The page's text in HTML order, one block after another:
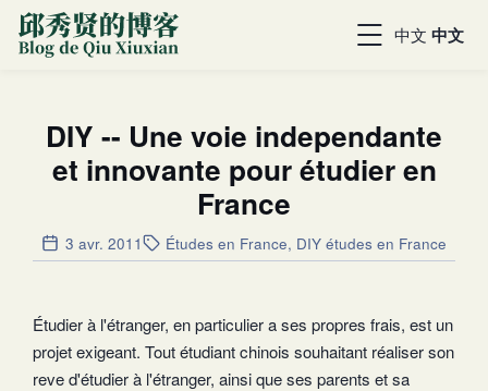
中文 中文
DIY -- Une voie independante
et innovante pour étudier en
France
3 avr. 2011 Études en France, DIY études en France
Étudier à l'étranger, en particulier a ses propres frais, est un
projet exigeant. Tout étudiant chinois souhaitant réaliser son
reve d'étudier à l'étranger, ainsi que ses parents et sa